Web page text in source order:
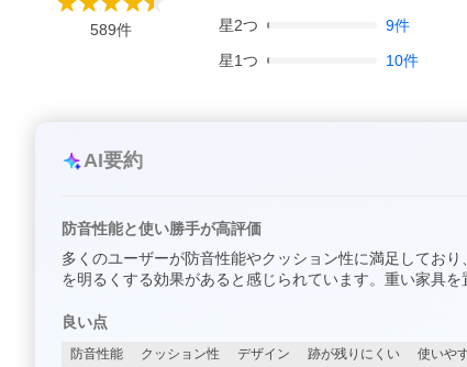
589件
星2つ 9件
星1つ 10件
AI要約
防音性能と使い勝手が高評価
多くのユーザーが防音性能やクッション性に満足してお
を明るくする効果があると感じられています。重い家具
良い点
防音性能 クッション性 デザイン 跡が残りにくい 使いや